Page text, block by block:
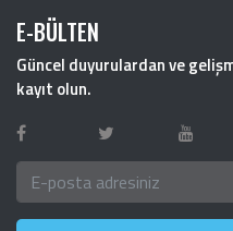
E-BÜLTEN
Güncel duyurulardan ve
kayıt olun.